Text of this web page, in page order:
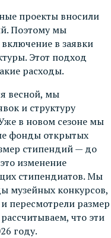
проекты вносили
Поэтому мы
в заявки
Этот подход
расходы.
весной, мы
и структуру
в новом сезоне мы
фонды открытых
стипендий — до
изменение
стипендиатов. Мы
музейных конкурсов,
пересмотрели размер
что эти
году.